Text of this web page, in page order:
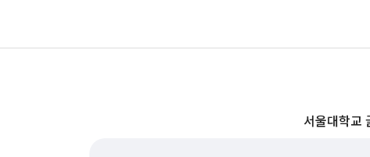
서울대학교